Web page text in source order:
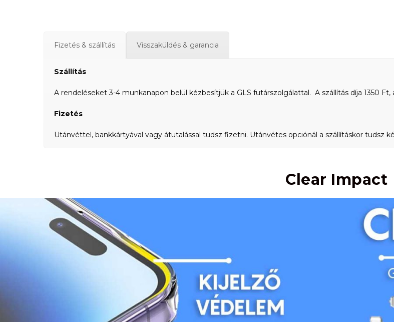
Fizetés & szállítás Visszaküldés & garancia
Szállítás
A rendeléseket 3-4 munkanapon belül kézbesítjük a GLS futárszolgálattal. A szállítás díja 1350
Fizetés
Utánvéttel, bankkártyával vagy átutalással tudsz fizetni. Utánvétes opciónál a szállításkor tudsz
Clear Impact